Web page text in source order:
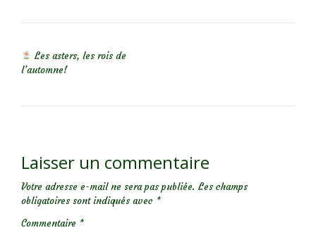
Les asters, les rois de
l’automne!
Laisser un commentaire
Votre adresse e-mail ne sera pas publiée. Les champs
obligatoires sont indiqués avec *
Commentaire *